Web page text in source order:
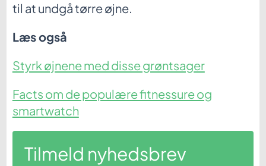
til at undgå tørre øjne.
Læs også
Styrk øjnene med disse grøntsager
Facts om de populære fitnessure og
smartwatch
Tilmeld nyhedsbrev